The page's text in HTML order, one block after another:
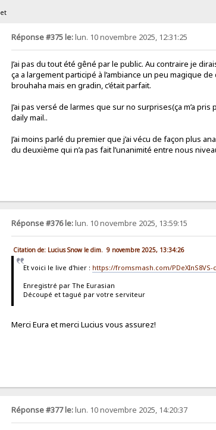
Réponse #375 le:lun. 10 novembre 2025, 12:31:25
J’ai pas du tout été gêné par le public. Au contraire je
ça a largement participé à l’ambiance un peu magique
brouhaha mais en gradin, c’était parfait.
J’ai pas versé de larmes que sur no surprises(ça m’a
daily mail..
J’ai moins parlé du premier que j’ai vécu de façon plus
du deuxième qui n’a pas fait l’unanimité entre nous
Réponse #376 le:lun. 10 novembre 2025, 13:59:15
Citation de: Lucius Snow le dim. 9 novembre 2025, 13:34:26
Et voici le live d'hier : https://fromsmash.com/PDeXInS8VS-
Enregistré par The Eurasian
Découpé et tagué par votre serviteur
Merci Eura et merci Lucius vous assurez!
Réponse #377 le:lun. 10 novembre 2025, 14:20:37